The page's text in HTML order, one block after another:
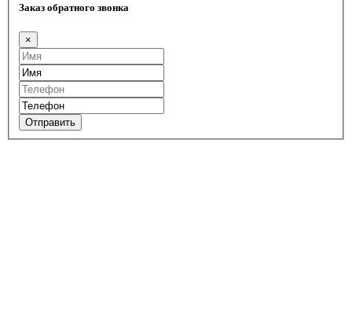
Заказ обратного звонка
×
Отправить